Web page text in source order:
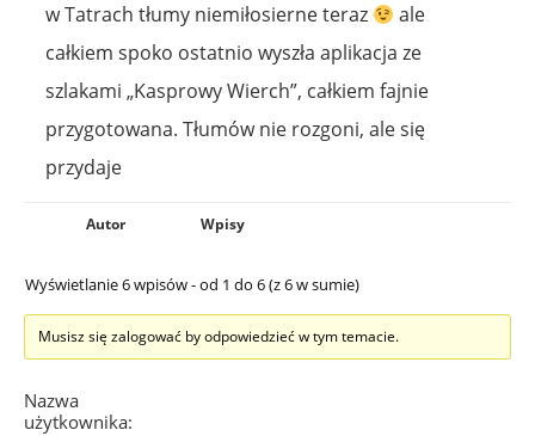
w Tatrach tłumy niemiłosierne teraz
ale
całkiem spoko ostatnio wyszła aplikacja ze
szlakami „Kasprowy Wierch”, całkiem fajnie
przygotowana. Tłumów nie rozgoni, ale się
przydaje
Autor Wpisy
Wyświetlanie 6 wpisów - od 1 do 6 (z 6 w sumie)
Musisz się zalogować by odpowiedzieć w tym temacie.
Nazwa
użytkownika: